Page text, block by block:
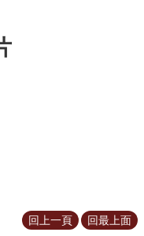
回上一頁 回最上面